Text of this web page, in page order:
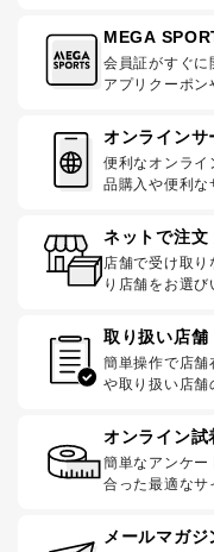
MEGA
会員証がすぐに
アプリクーポン
オンラインサ
便利なオンラ
品購入や便利な
ネットで注文
店舗で受け取
り店舗をお選び
取り扱い店舗
簡単操作で店舗
や取り扱い店舗
オンライン試
簡単なアンケー
合った最適なサ
メールマガジ